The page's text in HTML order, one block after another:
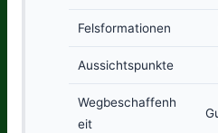
Felsformationen
Aussichtspunkte
Wegbeschaffenh
eit